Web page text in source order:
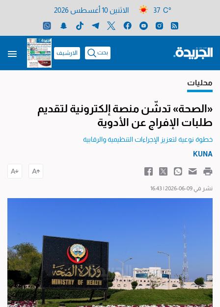
37 C° الاثنين 10 أغسطس 2026
بحث الارشيف
محليات
«الصحة» تدشّن منصة إلكترونية لتقديم
طلبات الإفراج عن الأدوية
خطوة نوعية لتعزيز الإجراءات التنظيمية والرقابية
KUNA
نشر في 09-06-2026 | 16:43